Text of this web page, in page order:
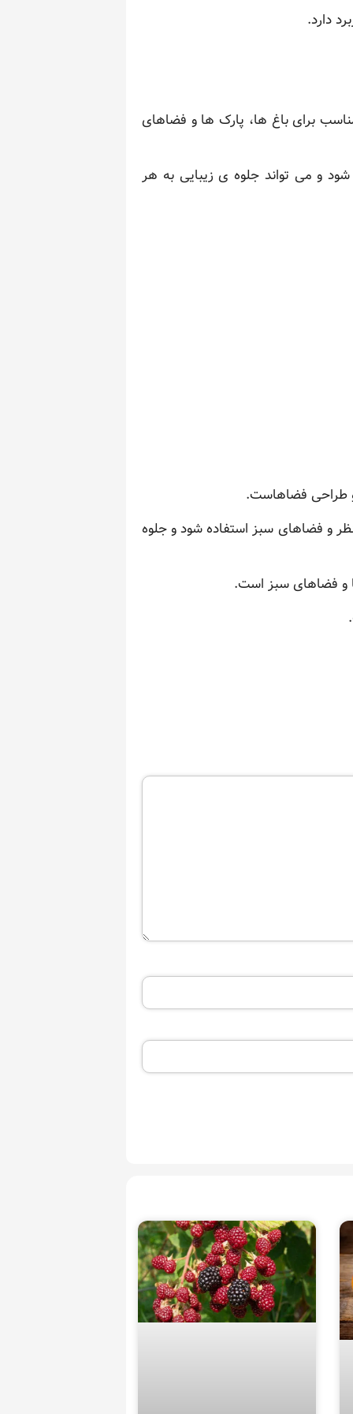
دارد.
برای باغ ها، پارک ها و فضاهای
و می تواند جلوه ی زیبایی به هر
و طراحی فضاهاست.
و فضاهای سبز استفاده شود و جلوه
و فضاهای سبز است.